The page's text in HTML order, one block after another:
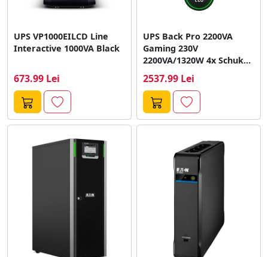
UPS VP1000EILCD Line
Interactive 1000VA Black
673.99 Lei
UPS Back Pro 2200VA
Gaming 230V
2200VA/1320W 4x Schuko
2537.99 Lei